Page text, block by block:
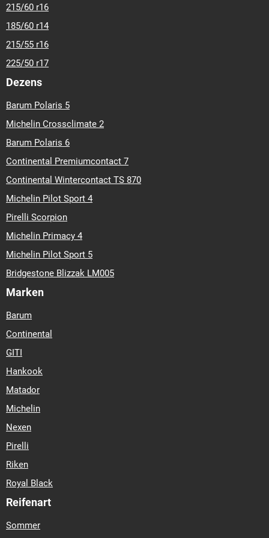
215/60 r16
185/60 r14
215/55 r16
225/50 r17
Dezens
Barum Polaris 5
Michelin Crossclimate 2
Barum Polaris 6
Continental Premiumcontact 7
Continental Wintercontact TS 870
Michelin Pilot Sport 4
Pirelli Scorpion
Michelin Primacy 4
Michelin Pilot Sport 5
Bridgestone Blizzak LM005
Marken
Barum
Continental
GITI
Hankook
Matador
Michelin
Nexen
Pirelli
Riken
Royal Black
Reifenart
Sommer